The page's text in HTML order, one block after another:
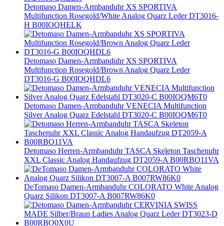
Detomaso Damen-Armbanduhr XS SPORTIVA
Multifunction Rosegold/White Analog Quarz Leder DT3016-
H B00IOQHELK
Detomaso Damen-Armbanduhr XS SPORTIVA
Multifunction Rosegold/Brown Analog Quarz Leder
DT3016-G B00IOQHDL6
Detomaso Damen-Armbanduhr VENECIA Multifunction
Silver Analog Quarz Edelstahl DT3020-C B00IOQM6T0
Detomaso Herren-Armbanduhr TASCA Skeleton Taschenuhr
XXL Classic Analog Handaufzug DT2059-A B00RBO11VA
DeTomaso Damen-Armbanduhr COLORATO White Analog
Quarz Silikon DT3007-A B007RW86K0